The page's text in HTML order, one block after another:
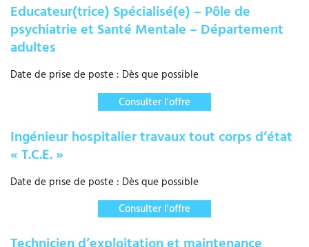
Educateur(trice) Spécialisé(e) – Pôle de
psychiatrie et Santé Mentale – Département
adultes
Date de prise de poste : Dès que possible
Consulter l'offre
Ingénieur hospitalier travaux tout corps d’état
« T.C.E. »
Date de prise de poste : Dès que possible
Consulter l'offre
Technicien d’exploitation et maintenance